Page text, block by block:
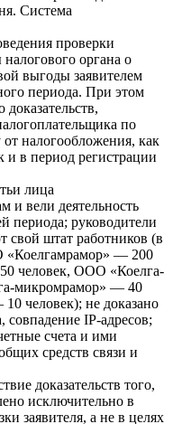
Система
проверки
органа о
выгоды заявителем
периода. При этом
по
налогообложения, как
в период регистрации
лица
и вели деятельность
периода; руководители
свой штат работников (в
«Коелгамрамор» — 200
человек, ООО «Коелга-
микромрамор» — 40
человек); не доказано
совпадение IP-адресов;
счета и ими
средств связи и
доказательств того,
исключительно в
заявителя, а не в целях